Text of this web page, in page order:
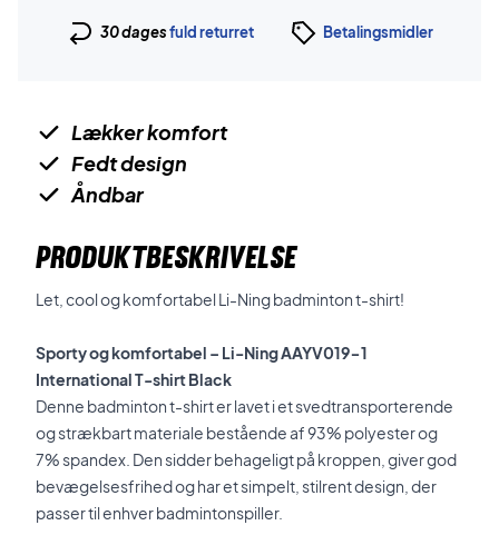
30 dagesfuld returret Betalingsmidler
Lækker komfort
Fedt design
Åndbar
PRODUKTBESKRIVELSE
Let, cool og komfortabel Li-Ning badminton t-shirt!
Sporty og komfortabel – Li-Ning AAYV019-1
International T-shirt Black
Denne badminton t-shirt er lavet i et svedtransporterende
og strækbart materiale bestående af 93% polyester og
7% spandex. Den sidder behageligt på kroppen, giver god
bevægelsesfrihed og har et simpelt, stilrent design, der
passer til enhver badmintonspiller.